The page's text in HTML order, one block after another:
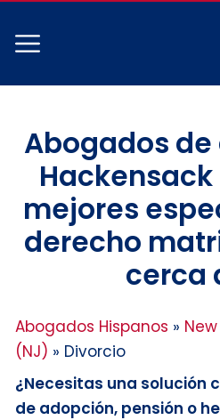
Abogados
Hackensack
mejores
derecho
cerca
Abogados Hispanos »
(NJ) » Divorcio
¿Necesitas una solución
de adopción, pensión o